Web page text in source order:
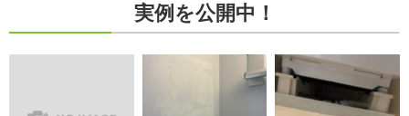
実例を公開中！